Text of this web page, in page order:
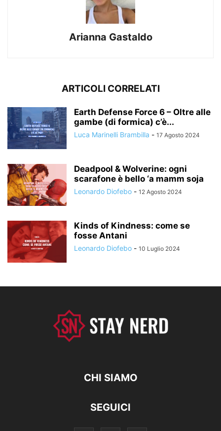
Arianna Gastaldo
ARTICOLI CORRELATI
Earth Defense Force 6 – Oltre alle
gambe (di formica) c’è...
Luca Marinelli Brambilla - 17 Agosto 2024
Deadpool & Wolverine: ogni
scarafone è bello ‘a mamm soja
Leonardo Diofebo - 12 Agosto 2024
Kinds of Kindness: come se
fosse Antani
Leonardo Diofebo - 10 Luglio 2024
CHI SIAMO
SEGUICI